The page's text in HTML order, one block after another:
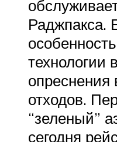
Раджпакса.
технологии
опреснения
отходов.
“зеленый”
сегодня